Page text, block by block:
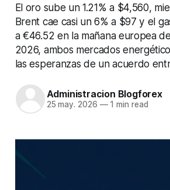
El oro sube un 1.21% a $4,560,
Brent cae casi un 6% a $97 y el
a €46.52 en la mañana europea
2026, ambos mercados
las esperanzas de un acuerdo
Administracion Blogforex
25 may. 2026 —1 min read